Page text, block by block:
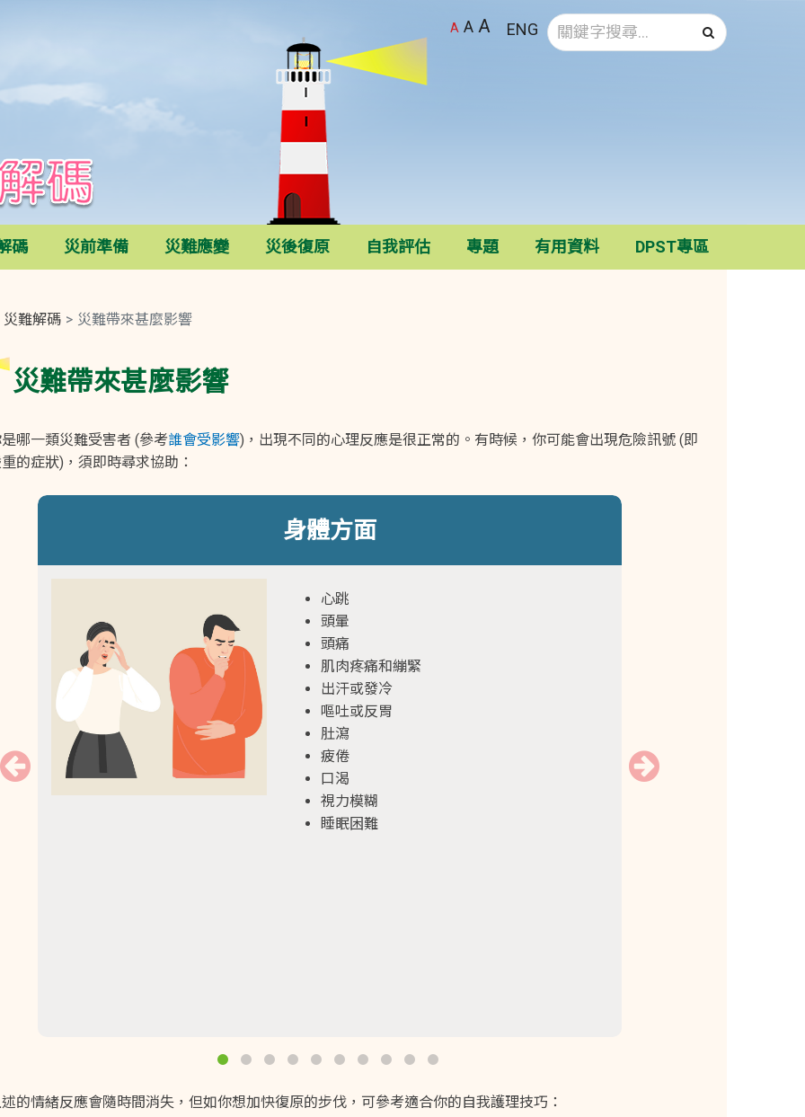
A A A ENG 確認搜尋
碼 災前準備 災難應變 災後復原 自我評估 專題 有用資料 DPST專區
災難解碼 災難帶來甚麼影響
災難帶來甚麼影響
哪一類災難受害者 (參考誰會受影響)，出現不同的心理反應是很正常的。有時候，你可能會出現危險訊號 (即
的症狀)，須即時尋求協助：
身體方面
心跳
頭暈
頭痛
肌肉疼痛和繃緊
出汗或發冷
嘔吐或反胃
肚瀉
疲倦
口渴
視力模糊
睡眠困難
的情緒反應會隨時間消失，但如你想加快復原的步伐，可參考適合你的自我護理技巧：